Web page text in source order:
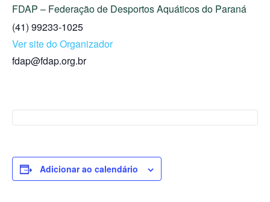
FDAP – Federação de Desportos Aquáticos do Paraná
(41) 99233-1025
Ver site do Organizador
fdap@fdap.org.br
Adicionar ao calendário